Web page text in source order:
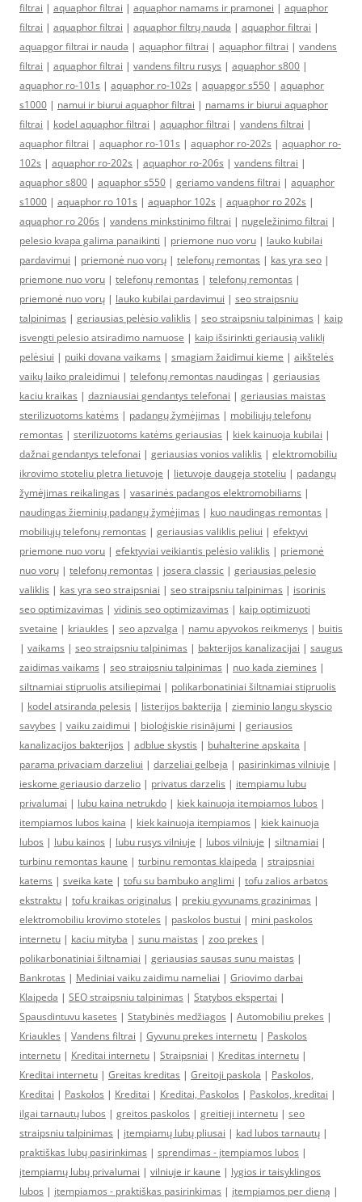
filtrai | aquaphor filtrai | aquaphor namams ir pramonei | aquaphor
filtrai | aquaphor filtrai | aquaphor filtrų nauda | aquaphor filtrai |
aquapgor filtrai ir nauda | aquaphor filtrai | aquaphor filtrai | vandens
filtrai | aquaphor filtrai | vandens filtru rusys | aquaphor s800 |
aquaphor ro-101s | aquaphor ro-102s | aquapgor s550 | aquaphor
s1000 | namui ir biurui aquaphor filtrai | namams ir biurui aquaphor
filtrai | kodel aquaphor filtrai | aquaphor filtrai | vandens filtrai |
aquaphor filtrai | aquaphor ro-101s | aquaphor ro-202s | aquaphor ro-
102s | aquaphor ro-202s | aquaphor ro-206s | vandens filtrai |
aquaphor s800 | aquaphor s550 | geriamo vandens filtrai | aquaphor
s1000 | aquaphor ro 101s | aquaphor 102s | aquaphor ro 202s |
aquaphor ro 206s | vandens minkstinimo filtrai | nugeležinimo filtrai |
pelesio kvapa galima panaikinti | priemone nuo voru | lauko kubilai
pardavimui | priemonė nuo vorų | telefonų remontas | kas yra seo |
priemone nuo voru | telefonų remontas | telefonų remontas |
priemonė nuo vorų | lauko kubilai pardavimui | seo straipsniu
talpinimas | geriausias pelėsio valiklis | seo straipsniu talpinimas | kaip
isvengti pelesio atsiradimo namuose | kaip išsirinkti geriausią valiklį
pelėsiui | puiki dovana vaikams | smagiam žaidimui kieme | aikštelės
vaikų laiko praleidimui | telefonų remontas naudingas | geriausias
kaciu kraikas | dazniausiai gendantys telefonai | geriausias maistas
sterilizuotoms katėms | padangų žymėjimas | mobiliųjų telefonų
remontas | sterilizuotoms katėms geriausias | kiek kainuoja kubilai |
dažnai gendantys telefonai | geriausias vonios valiklis | elektromobiliu
ikrovimo stoteliu pletra lietuvoje | lietuvoje daugeja stoteliu | padangų
žymėjimas reikalingas | vasarinės padangos elektromobiliams |
naudingas žieminių padangų žymėjimas | kuo naudingas remontas |
mobiliųjų telefonų remontas | geriausias valiklis peliui | efektyvi
priemone nuo voru | efektyviai veikiantis pelėsio valiklis | priemonė
nuo vorų | telefonų remontas | josera classic | geriausias pelesio
valiklis | kas yra seo straipsniai | seo straipsniu talpinimas | isorinis
seo optimizavimas | vidinis seo optimizavimas | kaip optimizuoti
svetaine | kriaukles | seo apzvalga | namu apyvokos reikmenys | buitis
| vaikams | seo straipsniu talpinimas | bakterijos kanalizacijai | saugus
zaidimas vaikams | seo straipsniu talpinimas | nuo kada ziemines |
siltnamiai stipruolis atsiliepimai | polikarbonatiniai šiltnamiai stipruolis
| kodel atsiranda pelesis | listerijos bakterija | zieminio langu skyscio
savybes | vaiku zaidimui | bioloģiskie risinājumi | geriausios
kanalizacijos bakterijos | adblue skystis | buhalterine apskaita |
parama privaciam darzeliui | darzeliai gelbeja | pasirinkimas vilniuje |
ieskome geriausio darzelio | privatus darzelis | itempiamu lubu
privalumai | lubu kaina netrukdo | kiek kainuoja itempiamos lubos |
itempiamos lubos kaina | kiek kainuoja itempiamos | kiek kainuoja
lubos | lubu kainos | lubu rusys vilniuje | lubos vilniuje | siltnamiai |
turbinu remontas kaune | turbinu remontas klaipeda | straipsniai
katems | sveika kate | tofu su bambuko anglimi | tofu zalios arbatos
ekstraktu | tofu kraikas originalus | prekiu gyvunams grazinimas |
elektromobiliu krovimo stoteles | paskolos bustui | mini paskolos
internetu | kaciu mityba | sunu maistas | zoo prekes |
polikarbonatiniai šiltnamiai | geriausias sausas sunu maistas |
Bankrotas | Mediniai vaiku zaidimu nameliai | Griovimo darbai
Klaipeda | SEO straipsniu talpinimas | Statybos ekspertai |
Spausdintuvu kasetes | Statybinės medžiagos | Automobiliu prekes |
Kriaukles | Vandens filtrai | Gyvunu prekes internetu | Paskolos
internetu | Kreditai internetu | Straipsniai | Kreditas internetu |
Kreditai internetu | Greitas kreditas | Greitoji paskola | Paskolos,
Kreditai | Paskolos | Kreditai | Kreditai, Paskolos | Paskolos, kreditai |
ilgai tarnautų lubos | greitos paskolos | greitieji internetu | seo
straipsniu talpinimas | įtempiamų lubų pliusai | kad lubos tarnautų |
praktiškas lubų pasirinkimas | sprendimas - įtempiamos lubos |
įtempiamų lubų privalumai | vilniuje ir kaune | lygios ir taisyklingos
lubos | įtempiamos - praktiškas pasirinkimas | įtempiamos per dieną |